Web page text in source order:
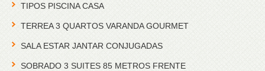
TIPOS PISCINA CASA
TERREA 3 QUARTOS VARANDA GOURMET
SALA ESTAR JANTAR CONJUGADAS
SOBRADO 3 SUITES 85 METROS FRENTE